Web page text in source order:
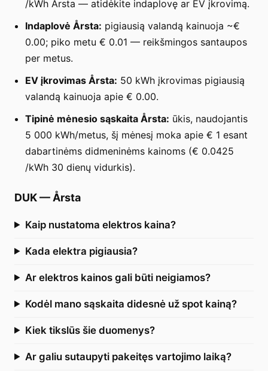
/kWh Årsta — atidėkite indaplovę ar EV įkrovimą.
Indaplovė Årsta: pigiausią valandą kainuoja ~€
0.00; piko metu € 0.01 — reikšmingos santaupos
per metus.
EV įkrovimas Årsta: 50 kWh įkrovimas pigiausią
valandą kainuoja apie € 0.00.
Tipinė mėnesio sąskaita Årsta: ūkis, naudojantis
5 000 kWh/metus, šį mėnesį moka apie € 1 esant
dabartinėms didmeninėms kainoms (€ 0.0425
/kWh 30 dienų vidurkis).
DUK— Årsta
Kaip nustatoma elektros kaina?
Kada elektra pigiausia?
Ar elektros kainos gali būti neigiamos?
Kodėl mano sąskaita didesnė už spot kainą?
Kiek tikslūs šie duomenys?
Ar galiu sutaupyti pakeitęs vartojimo laiką?